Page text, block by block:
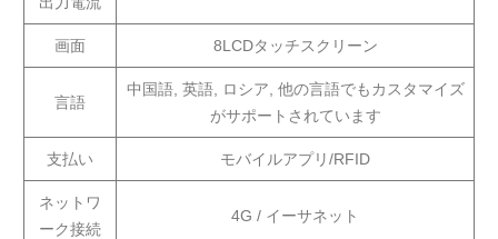
画面 8LCDタッチスクリーン
言語
中国語, 英語, ロシア, 他の言語でもカスタマイズ
がサポートされています
支払い モバイルアプリ/RFID
ネットワ
ーク接続
4G / イーサネット